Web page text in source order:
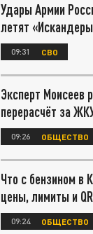
Удары Армии
летят
09:31 СВО
Эксперт Моисеев
перерасчёт за
09:26 ОБЩЕСТВО
Что с бензином в
цены, лимиты и
09:24 ОБЩЕСТВО